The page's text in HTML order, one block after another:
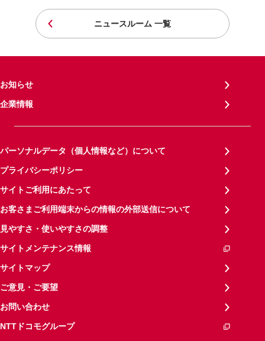
ニュースルーム 一覧
お知らせ
企業情報
パーソナルデータ（個人情報など）について
プライバシーポリシー
サイトご利用にあたって
お客さまご利用端末からの情報の外部送信について
見やすさ・使いやすさの調整
サイトメンテナンス情報
サイトマップ
ご意見・ご要望
お問い合わせ
NTTドコモグループ